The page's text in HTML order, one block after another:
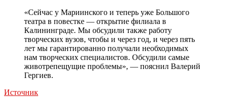
«Сейчас у Мариинского и теперь уже Большого
театра в повестке — открытие филиала в
Калининграде. Мы обсудили также работу
творческих вузов, чтобы и через год, и через пять
лет мы гарантированно получали необходимых
нам творческих специалистов. Обсудили самые
животрепещущие проблемы», — пояснил Валерий
Гергиев.
Источник